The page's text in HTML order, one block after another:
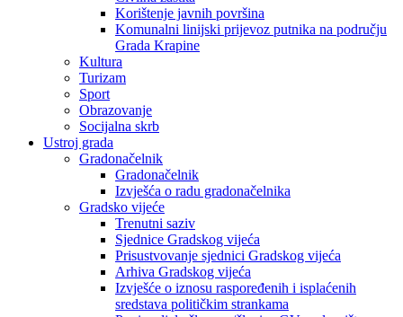
Korištenje javnih površina
Komunalni linijski prijevoz putnika na području
Grada Krapine
Kultura
Turizam
Sport
Obrazovanje
Socijalna skrb
Ustroj grada
Gradonačelnik
Gradonačelnik
Izvješća o radu gradonačelnika
Gradsko vijeće
Trenutni saziv
Sjednice Gradskog vijeća
Prisustvovanje sjednici Gradskog vijeća
Arhiva Gradskog vijeća
Izvješće o iznosu raspoređenih i isplaćenih
sredstava političkim strankama